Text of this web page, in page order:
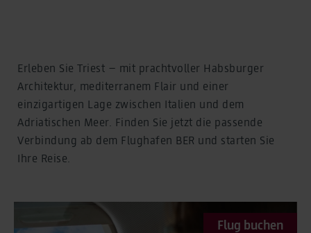
Erleben Sie Triest – mit prachtvoller Habsburger
Architektur, mediterranem Flair und einer
einzigartigen Lage zwischen Italien und dem
Adriatischen Meer. Finden Sie jetzt die passende
Verbindung ab dem Flughafen BER und starten Sie
Ihre Reise.
Flug buchen